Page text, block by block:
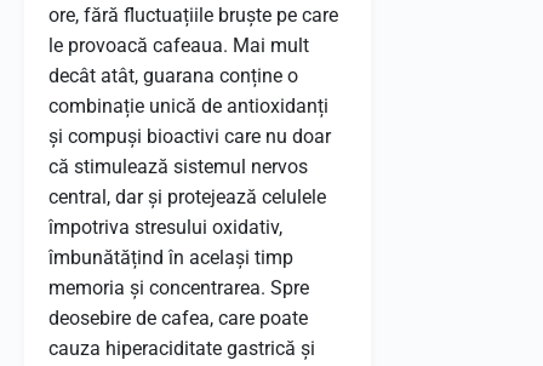
ore, fără fluctuațiile bruște pe care
le provoacă cafeaua. Mai mult
decât atât, guarana conține o
combinație unică de antioxidanți
și compuși bioactivi care nu doar
că stimulează sistemul nervos
central, dar și protejează celulele
împotriva stresului oxidativ,
îmbunătățind în același timp
memoria și concentrarea. Spre
deosebire de cafea, care poate
cauza hiperaciditate gastrică și